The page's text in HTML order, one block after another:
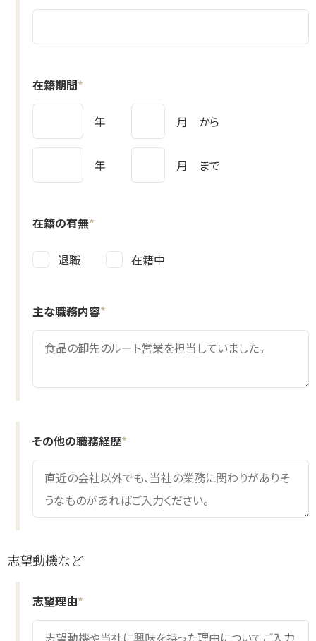
在籍期間*
年 月 から
年 月 まで
在籍の有無*
退職 在籍中
主な職務内容*
その他の職務経歴*
志望動機など
志望理由*